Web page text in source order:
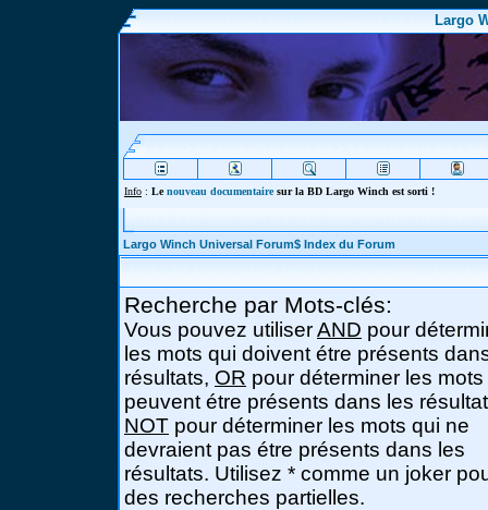
Largo
Info : Lenouveau documentairesur la BD Largo Winch est sorti !
Largo Winch Universal Forum$ Index du Forum
Recherche par Mots-clés:
Vous pouvez utiliserAND pour
les mots qui doivent étre présents
résultats, OR pour déterminer les
peuvent étre présents dans les
NOT pour déterminer les mots qui ne
devraient pas étre présents dans les
résultats. Utilisez * comme un joker
des recherches partielles.